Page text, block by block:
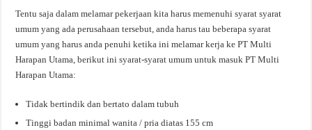
Tentu saja dalam melamar pekerjaan kita harus memenuhi syarat syarat
umum yang ada perusahaan tersebut, anda harus tau beberapa syarat
umum yang harus anda penuhi ketika ini melamar kerja ke PT Multi
Harapan Utama, berikut ini syarat-syarat umum untuk masuk PT Multi
Harapan Utama:
Tidak bertindik dan bertato dalam tubuh
Tinggi badan minimal wanita / pria diatas 155 cm